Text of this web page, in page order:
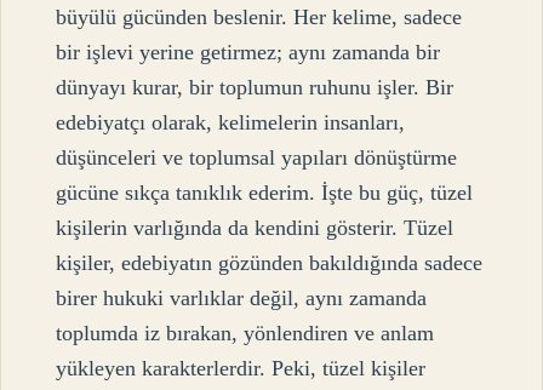
büyülü gücünden beslenir. Her kelime, sadece
bir işlevi yerine getirmez; aynı zamanda bir
dünyayı kurar, bir toplumun ruhunu işler. Bir
edebiyatçı olarak, kelimelerin insanları,
düşünceleri ve toplumsal yapıları dönüştürme
gücüne sıkça tanıklık ederim. İşte bu güç, tüzel
kişilerin varlığında da kendini gösterir. Tüzel
kişiler, edebiyatın gözünden bakıldığında sadece
birer hukuki varlıklar değil, aynı zamanda
toplumda iz bırakan, yönlendiren ve anlam
yükleyen karakterlerdir. Peki, tüzel kişiler